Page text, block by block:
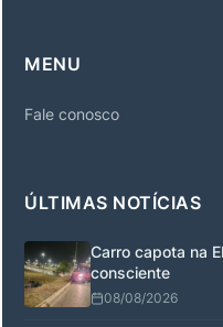
MENU
Fale conosco
ÚLTIMAS NOTÍCIAS
Carro capota na
consciente
08/08/2026